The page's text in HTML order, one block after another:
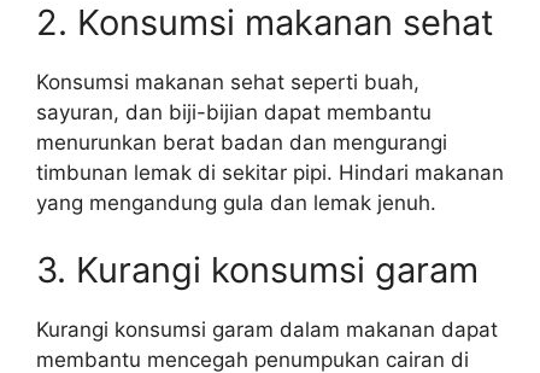
2. Konsumsi makanan sehat
Konsumsi makanan sehat seperti buah,
sayuran, dan biji-bijian dapat membantu
menurunkan berat badan dan mengurangi
timbunan lemak di sekitar pipi. Hindari makanan
yang mengandung gula dan lemak jenuh.
3. Kurangi konsumsi garam
Kurangi konsumsi garam dalam makanan dapat
membantu mencegah penumpukan cairan di